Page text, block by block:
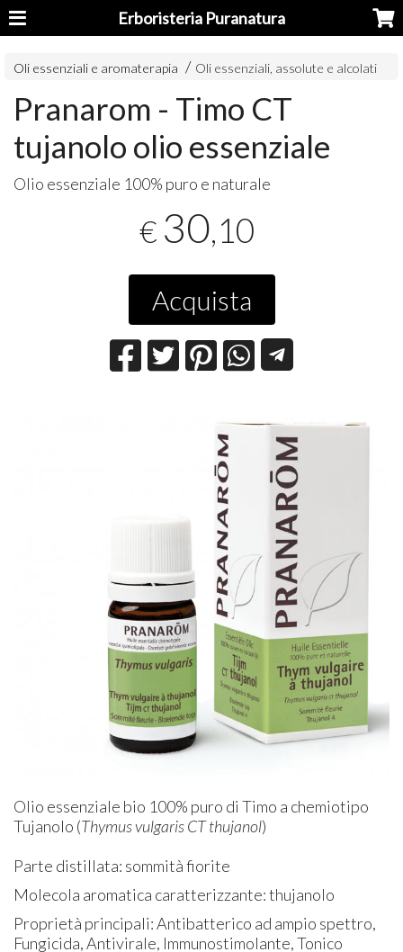
Erboristeria Puranatura
Oli essenziali e aromaterapia Oli essenziali, assolute e alcolati
Pranarom - Timo CT
tujanolo olio essenziale
Olio essenziale 100% puro e naturale
€ 30,10
Acquista
Olio essenziale bio 100% puro di Timo a chemiotipo
Tujanolo (Thymus vulgaris CT thujanol)
Parte distillata: sommità fiorite
Molecola aromatica caratterizzante: thujanolo
Proprietà principali: Antibatterico ad ampio spettro,
Fungicida, Antivirale, Immunostimolante, Tonico